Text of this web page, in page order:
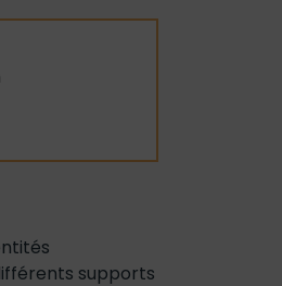
supports